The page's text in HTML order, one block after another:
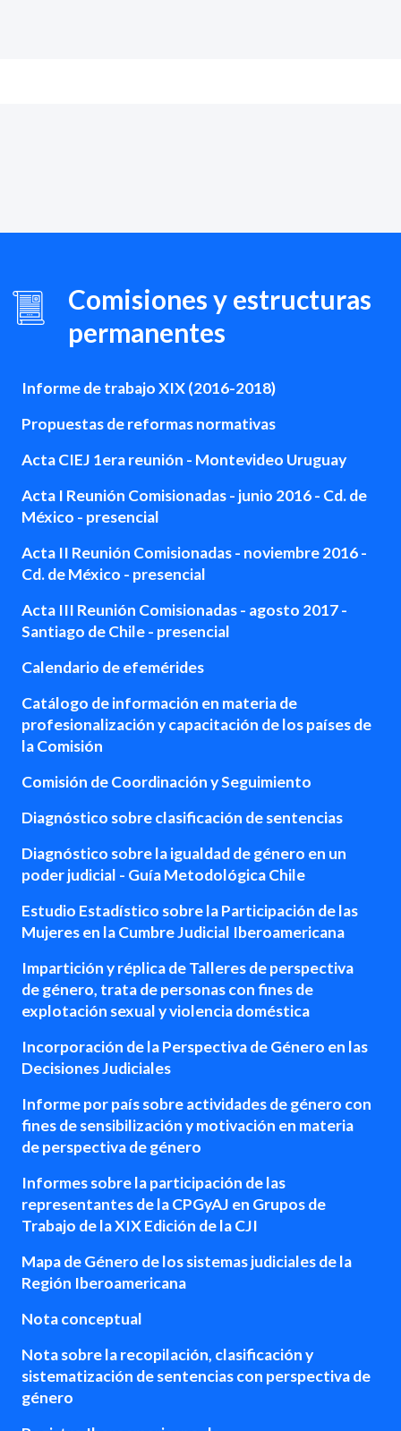
Comisiones y estructuras
permanentes
Informe de trabajo XIX (2016-2018)
Propuestas de reformas normativas
Acta CIEJ 1era reunión - Montevideo Uruguay
Acta I Reunión Comisionadas - junio 2016 - Cd. de
México - presencial
Acta II Reunión Comisionadas - noviembre 2016 -
Cd. de México - presencial
Acta III Reunión Comisionadas - agosto 2017 -
Santiago de Chile - presencial
Calendario de efemérides
Catálogo de información en materia de
profesionalización y capacitación de los países de
la Comisión
Comisión de Coordinación y Seguimiento
Diagnóstico sobre clasificación de sentencias
Diagnóstico sobre la igualdad de género en un
poder judicial - Guía Metodológica Chile
Estudio Estadístico sobre la Participación de las
Mujeres en la Cumbre Judicial Iberoamericana
Impartición y réplica de Talleres de perspectiva
de género, trata de personas con fines de
explotación sexual y violencia doméstica
Incorporación de la Perspectiva de Género en las
Decisiones Judiciales
Informe por país sobre actividades de género con
fines de sensibilización y motivación en materia
de perspectiva de género
Informes sobre la participación de las
representantes de la CPGyAJ en Grupos de
Trabajo de la XIX Edición de la CJI
Mapa de Género de los sistemas judiciales de la
Región Iberoamericana
Nota conceptual
Nota sobre la recopilación, clasificación y
sistematización de sentencias con perspectiva de
género